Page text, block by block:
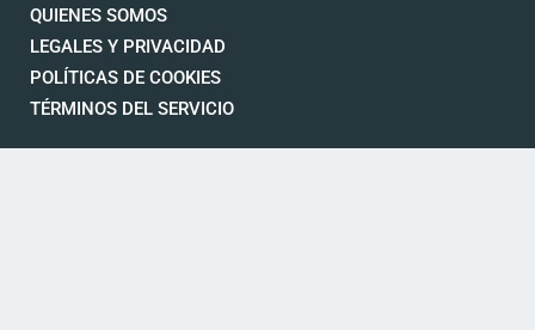
QUIENES SOMOS
LEGALES Y PRIVACIDAD
POLÍTICAS DE COOKIES
TÉRMINOS DEL SERVICIO